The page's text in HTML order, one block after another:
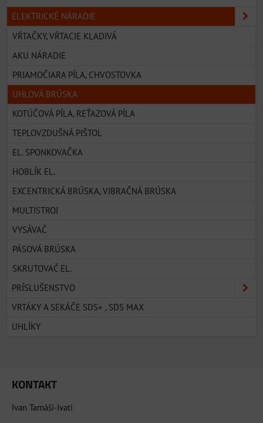
ELEKTRICKÉ NÁRADIE
VŔTAČKY, VŔTACIE KLADIVÁ
AKU NÁRADIE
PRIAMOČIARA PÍLA, CHVOSTOVKA
UHLOVÁ BRÚSKA
KOTÚČOVÁ PÍLA, REŤAZOVÁ PÍLA
TEPLOVZDUŠNÁ PIŠTOL
EL. SPONKOVAČKA
HOBLÍK EL.
EXCENTRICKÁ BRÚSKA, VIBRAČNÁ BRÚSKA
MULTISTROJ
VYSÁVAČ
PÁSOVÁ BRÚSKA
SKRUTOVAČ EL.
PRÍSLUŠENSTVO
VRTÁKY A SEKÁČE SDS+ , SDS MAX
UHLÍKY
KONTAKT
Ivan Tamáši-Ivati